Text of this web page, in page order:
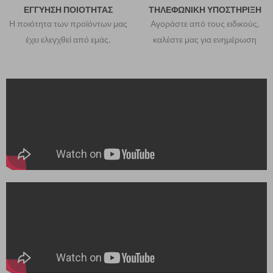
ΕΓΓΥΗΣΗ ΠΟΙΟΤΗΤΑΣ​
Η ποιότητα των προϊόντων μας
έχει ελεγχθεί από εμάς.
ΤΗΛΕΦΩΝΙΚΗ ΥΠΟΣΤΗΡΙΞΗ
Αγοράστε από τους ειδικούς,
καλέστε μας για ενημέρωση